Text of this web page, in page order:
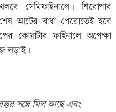
সেমিফাইনালে। শিরোপার
আটের বাধা পেরোতেই হবে
কোয়ার্টার ফাইনালে অপেক্ষা
লড়াই।
সঙ্গে মিল আছে এবং